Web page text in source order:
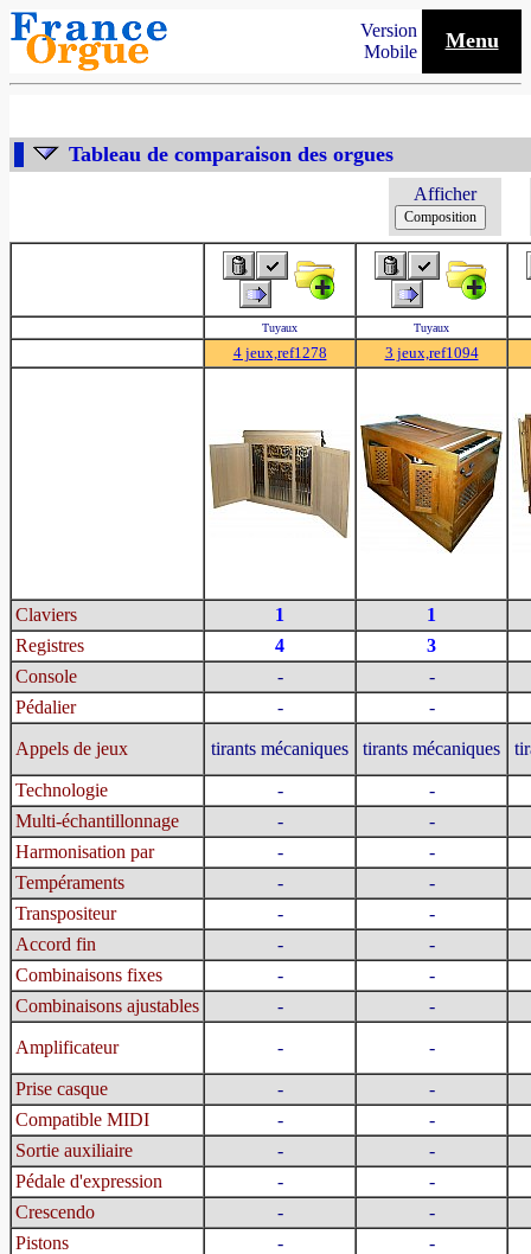
Version
Mobile
Menu
Tableau de comparaison des orgues
Afficher
Tuyaux Tuyaux
4 jeux,ref1278 3 jeux,ref1094
Claviers 1
1
Registres
4
3
Console
-
-
Pédalier
- -
Appels de jeux tirants mécaniques tirants mécaniques
Technologie -
-
Multi-échantillonnage
-
-
Harmonisation par
-
-
Tempéraments
-
-
Transpositeur
-
-
Accord fin
-
-
Combinaisons fixes
-
-
Combinaisons ajustables
- -
Amplificateur - -
Prise casque -
-
Compatible MIDI
-
-
Sortie auxiliaire
-
-
Pédale d'expression
-
-
Crescendo
-
-
Pistons
- -